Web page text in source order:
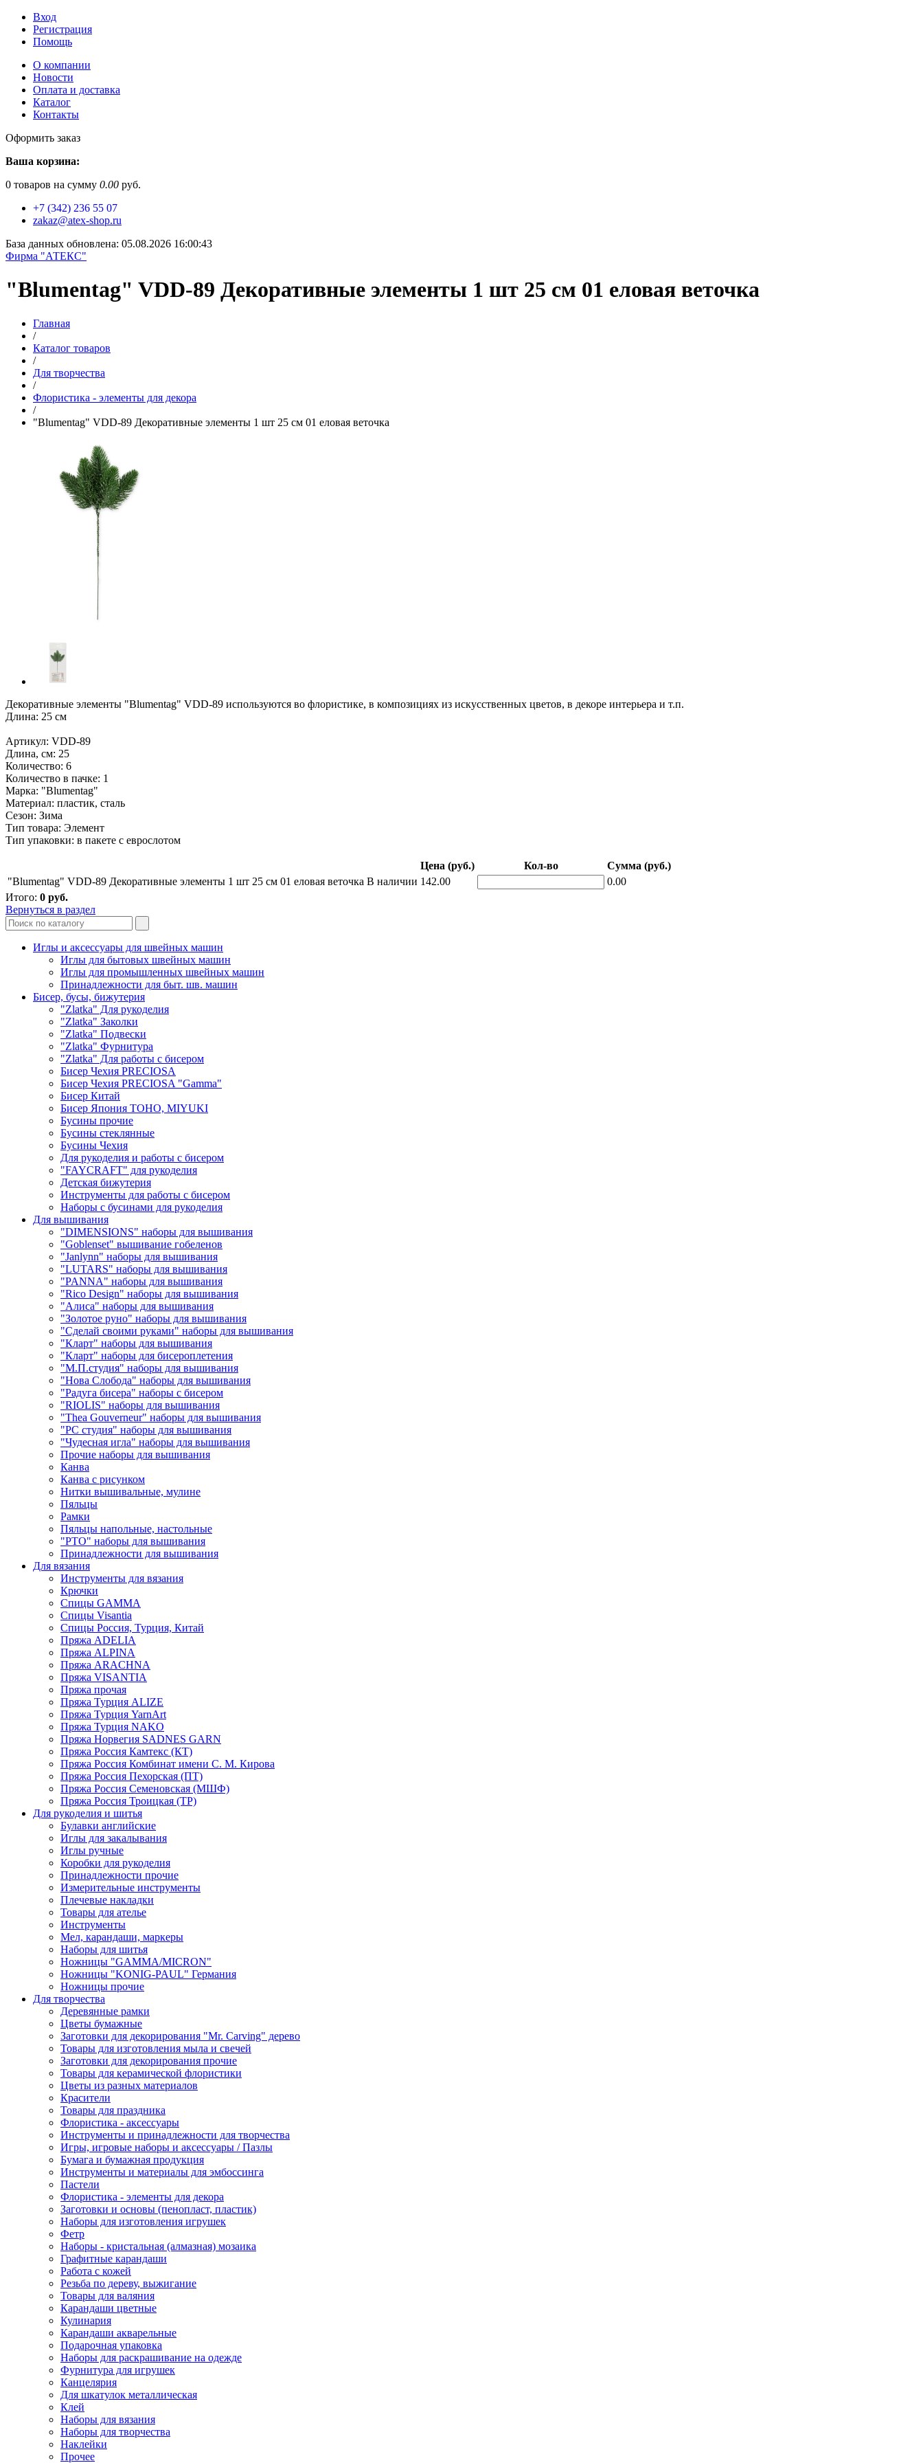
Вход
Регистрация
Помощь
О компании
Новости
Оплата и доставка
Каталог
Контакты
Оформить заказ
Ваша корзина:
0 товаров на сумму 0.00 руб.
+7 (342) 236 55 07
zakaz@atex-shop.ru
База данных обновлена: 05.08.2026 16:00:43
Фирма "АТЕКС"
"Blumentag" VDD-89 Декоративные элементы 1 шт 25 см 01 еловая веточка
Главная
/
Каталог товаров
/
Для творчества
/
Флористика - элементы для декора
/
"Blumentag" VDD-89 Декоративные элементы 1 шт 25 см 01 еловая веточка
Декоративные элементы "Blumentag" VDD-89 используются во флористике, в композициях из искусственных цветов, в декоре интерьера и т.п.
Длина: 25 см
Артикул: VDD-89
Длина, см: 25
Количество: 6
Количество в пачке: 1
Марка: "Blumentag"
Материал: пластик, сталь
Сезон: Зима
Тип товара: Элемент
Тип упаковки: в пакете с еврослотом
Цена (руб.) Кол-во
Сумма (руб.)
"Blumentag" VDD-89 Декоративные элементы 1 шт 25 см 01 еловая веточка В наличии 142.00
0.00
Итого: 0 руб.
Вернуться в раздел
Иглы и аксессуары для швейных машин
Иглы для бытовых швейных машин
Иглы для промышленных швейных машин
Принадлежности для быт. шв. машин
Бисер, бусы, бижутерия
"Zlatka" Для рукоделия
"Zlatka" Заколки
"Zlatka" Подвески
"Zlatka" Фурнитура
"Zlatka" Для работы с бисером
Бисер Чехия PRECIOSA
Бисер Чехия PRECIOSA "Gamma"
Бисер Китай
Бисер Япония TOHO, MIYUKI
Бусины прочие
Бусины стеклянные
Бусины Чехия
Для рукоделия и работы с бисером
"FAYCRAFT" для рукоделия
Детская бижутерия
Инструменты для работы с бисером
Наборы с бусинами для рукоделия
Для вышивания
"DIMENSIONS" наборы для вышивания
"Goblenset" вышивание гобеленов
"Janlynn" наборы для вышивания
"LUTARS" наборы для вышивания
"PANNA" наборы для вышивания
"Rico Design" наборы для вышивания
"Алиса" наборы для вышивания
"Золотое руно" наборы для вышивания
"Сделай своими руками" наборы для вышивания
"Кларт" наборы для вышивания
"Кларт" наборы для бисероплетения
"М.П.студия" наборы для вышивания
"Нова Слобода" наборы для вышивания
"Радуга бисера" наборы с бисером
"RIOLIS" наборы для вышивания
"Thea Gouverneur" наборы для вышивания
"РС студия" наборы для вышивания
"Чудесная игла" наборы для вышивания
Прочие наборы для вышивания
Канва
Канва с рисунком
Нитки вышивальные, мулине
Пяльцы
Рамки
Пяльцы напольные, настольные
"РТО" наборы для вышивания
Принадлежности для вышивания
Для вязания
Инструменты для вязания
Крючки
Спицы GAMMA
Спицы Visantia
Спицы Россия, Турция, Китай
Пряжа ADELIA
Пряжа ALPINA
Пряжа ARACHNA
Пряжа VISANTIA
Пряжа прочая
Пряжа Турция ALIZE
Пряжа Турция YarnArt
Пряжа Турция NAKO
Пряжа Норвегия SADNES GARN
Пряжа Россия Камтекс (КТ)
Пряжа Россия Комбинат имени С. М. Кирова
Пряжа Россия Пехорская (ПТ)
Пряжа Россия Семеновская (МШФ)
Пряжа Россия Троицкая (ТР)
Для рукоделия и шитья
Булавки английские
Иглы для закалывания
Иглы ручные
Коробки для рукоделия
Принадлежности прочие
Измерительные инструменты
Плечевые накладки
Товары для ателье
Инструменты
Мел, карандаши, маркеры
Наборы для шитья
Ножницы "GAMMA/MICRON"
Ножницы "KONIG-PAUL" Германия
Ножницы прочие
Для творчества
Деревянные рамки
Цветы бумажные
Заготовки для декорирования "Mr. Carving" дерево
Товары для изготовления мыла и свечей
Заготовки для декорирования прочие
Товары для керамической флористики
Цветы из разных материалов
Красители
Товары для праздника
Флористика - аксессуары
Инструменты и принадлежности для творчества
Игры, игровые наборы и аксессуары / Пазлы
Бумага и бумажная продукция
Инструменты и материалы для эмбоссинга
Пастели
Флористика - элементы для декора
Заготовки и основы (пенопласт, пластик)
Наборы для изготовления игрушек
Фетр
Наборы - кристальная (алмазная) мозаика
Графитные карандаши
Работа с кожей
Резьба по дереву, выжигание
Товары для валяния
Карандаши цветные
Кулинария
Карандаши акварельные
Подарочная упаковка
Наборы для раскрашивание на одежде
Фурнитура для игрушек
Канцелярия
Для шкатулок металлическая
Клей
Наборы для вязания
Наборы для творчества
Наклейки
Прочее